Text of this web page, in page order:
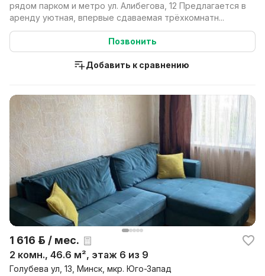
рядом парком и метро ул. Алибегова, 12 Предлагается в
аренду уютная, впервые сдаваемая трёхкомнатн...
Позвонить
Добавить к сравнению
1 616 р. / мес.
2 комн., 46.6 м², этаж 6 из 9
Голубева ул, 13, Минск, мкр. Юго-Запад